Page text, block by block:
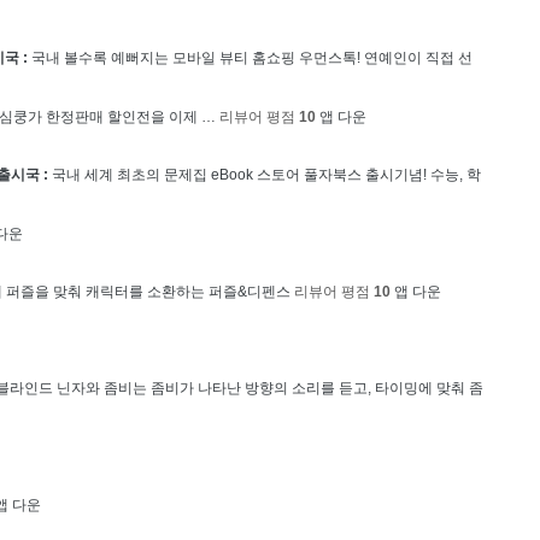
국 : 국내 볼수록 예뻐지는 모바일 뷰티 홈쇼핑 우먼스톡! 연예인이 직접 선
쿵가 한정판매 할인전을 이제 … 리뷰어 평점 10 앱 다운
시국 : 국내 세계 최초의 문제집 eBook 스토어 풀자북스 출시기념! 수능, 학
운
퍼즐을 맞춰 캐릭터를 소환하는 퍼즐&디펜스 리뷰어 평점 10 앱 다운
라인드 닌자와 좀비는 좀비가 나타난 방향의 소리를 듣고, 타이밍에 맞춰 좀
다운